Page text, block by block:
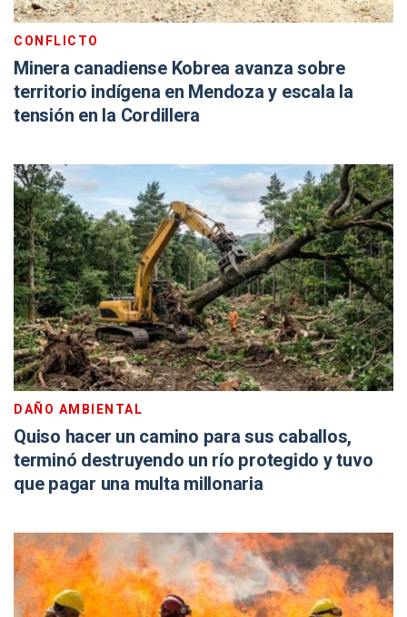
CONFLICTO
Minera canadiense Kobrea avanza sobre
territorio indígena en Mendoza y escala la
tensión en la Cordillera
DAÑO AMBIENTAL
Quiso hacer un camino para sus caballos,
terminó destruyendo un río protegido y tuvo
que pagar una multa millonaria